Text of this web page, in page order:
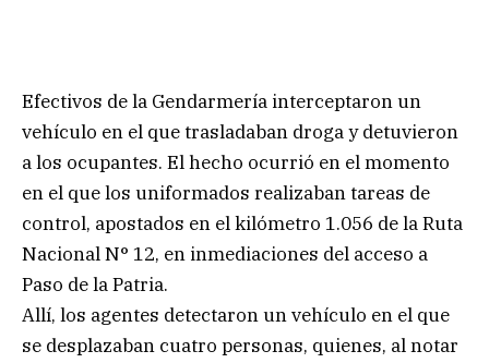
Efectivos de la Gendarmería interceptaron un
vehículo en el que trasladaban droga y detuvieron
a los ocupantes. El hecho ocurrió en el momento
en el que los uniformados realizaban tareas de
control, apostados en el kilómetro 1.056 de la Ruta
Nacional N° 12, en inmediaciones del acceso a
Paso de la Patria.
Allí, los agentes detectaron un vehículo en el que
se desplazaban cuatro personas, quienes, al notar